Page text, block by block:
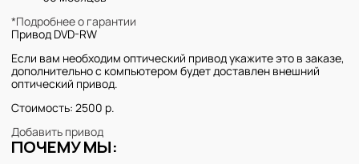
*Подробнее о гарантии
Привод DVD-RW
Если вам необходим оптический привод укажите это в заказе,
дополнительно с компьютером будет доставлен внешний
оптический привод.
Стоимость: 2500 р.
Добавить привод
ПОЧЕМУ МЫ: